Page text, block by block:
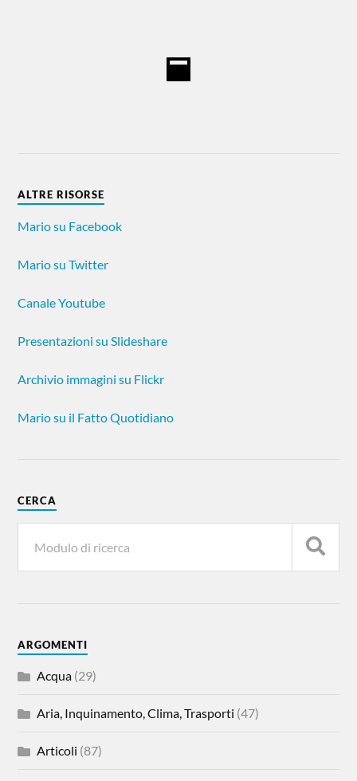
ALTRE RISORSE
Mario su Facebook
Mario su Twitter
Canale Youtube
Presentazioni su Slideshare
Archivio immagini su Flickr
Mario su il Fatto Quotidiano
CERCA
ARGOMENTI
Acqua (29)
Aria, Inquinamento, Clima, Trasporti (47)
Articoli (87)